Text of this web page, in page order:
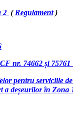
2 (Regulament)
nr. 74662 și
pentru serviciile
a deșeurilor în